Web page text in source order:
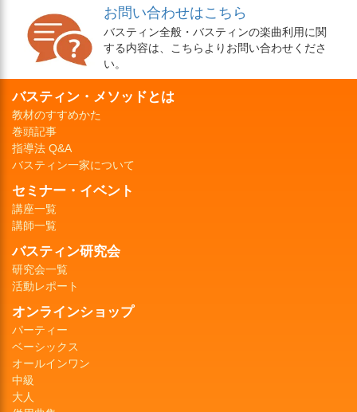
お問い合わせはこちら
バスティン全般・バスティンの楽曲利用に関
する内容は、こちらよりお問い合わせくださ
い。
バスティン・メソッドとは
教材のすすめかた
巻頭記事
指導法 Q&A
バスティン一家について
セミナー・イベント
講座一覧
講師一覧
バスティン研究会
研究会一覧
活動レポート
オンラインショップ
パーティー
ベーシックス
オールインワン
中級
大人